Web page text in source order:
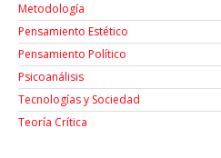
Metodología
Pensamiento Estético
Pensamiento Político
Psicoanálisis
Tecnologías y Sociedad
Teoría Crítica